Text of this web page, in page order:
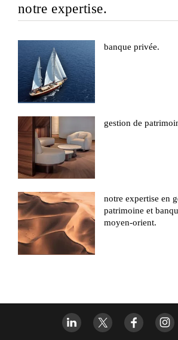
notre expertise.
banque privée.
gestion de
notre expertise en
patrimoine et
moyen-orient.